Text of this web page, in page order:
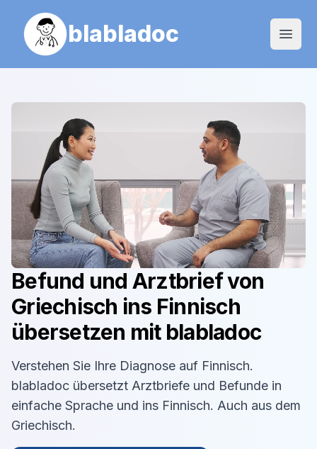
blabladoc Open
Befund und Arztbrief von
Griechisch ins Finnisch
übersetzen mit blabladoc
Verstehen Sie Ihre Diagnose auf Finnisch.
blabladoc übersetzt Arztbriefe und Befunde in
einfache Sprache und ins Finnisch. Auch aus dem
Griechisch.